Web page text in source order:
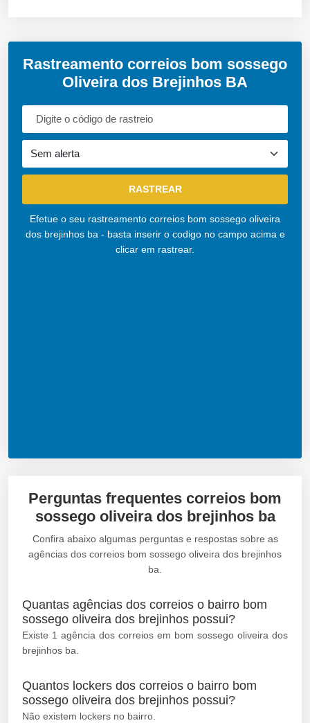
Rastreamento correios bom sossego
Oliveira dos Brejinhos BA
Efetue o seu rastreamento correios bom sossego oliveira
dos brejinhos ba - basta inserir o codigo no campo acima e
clicar em rastrear.
Perguntas frequentes correios bom
sossego oliveira dos brejinhos ba
Confira abaixo algumas perguntas e respostas sobre as
agências dos correios bom sossego oliveira dos brejinhos
ba.
Quantas agências dos correios o bairro bom
sossego oliveira dos brejinhos possui?
Existe 1 agência dos correios em bom sossego oliveira dos
brejinhos ba.
Quantos lockers dos correios o bairro bom
sossego oliveira dos brejinhos possui?
Não existem lockers no bairro.